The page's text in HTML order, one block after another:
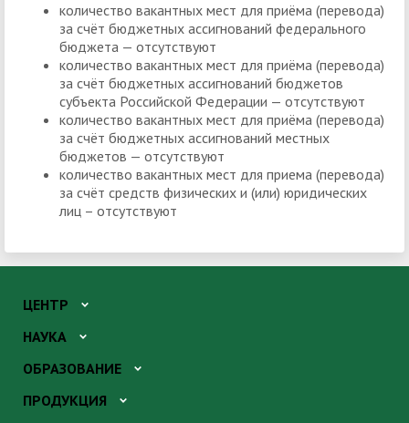
количество вакантных мест для приёма (перевода)
за счёт бюджетных ассигнований федерального
бюджета — отсутствуют
количество вакантных мест для приёма (перевода)
за счёт бюджетных ассигнований бюджетов
субъекта Российской Федерации — отсутствуют
количество вакантных мест для приёма (перевода)
за счёт бюджетных ассигнований местных
бюджетов — отсутствуют
количество вакантных мест для приема (перевода)
за счёт средств физических и (или) юридических
лиц – отсутствуют
ЦЕНТР
НАУКА
ОБРАЗОВАНИЕ
ПРОДУКЦИЯ